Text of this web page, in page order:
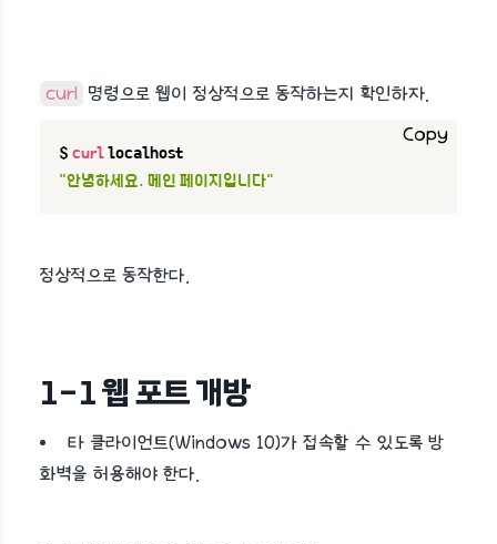
curl 명령으로 웹이 정상적으로 동작하는지 확인하자.
$ curl
"안녕하세요. 메인 페이지입니다"
Copy
정상적으로 동작한다.
1-1 웹 포트 개방
타 클라이언트(Windows 10)가 접속할 수 있도록 방
화벽을 허용해야 한다.